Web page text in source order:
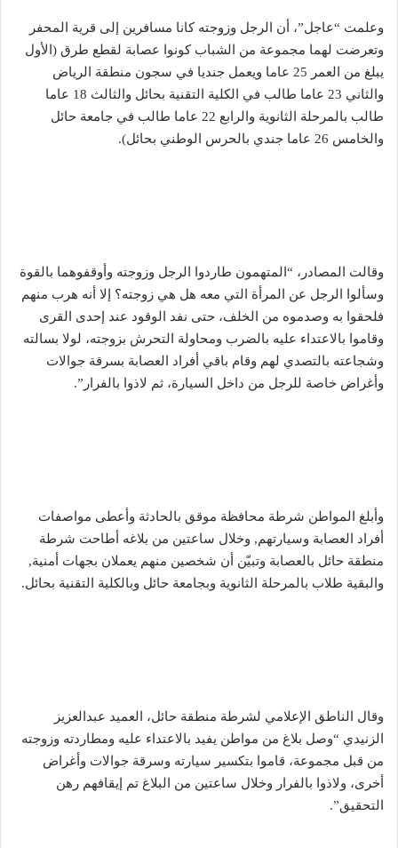
وعلمت “عاجل”، أن الرجل وزوجته كانا مسافرين إلى قرية المحفر
وتعرضت لهما مجموعة من الشباب كونوا عصابة لقطع طرق (الأول
يبلغ من العمر 25 عاما ويعمل جنديا في سجون منطقة الرياض
والثاني 23 عاما طالب في الكلية التقنية بحائل والثالث 18 عاما
طالب بالمرحلة الثانوية والرابع 22 عاما طالب في جامعة حائل
والخامس 26 عاما جندي بالحرس الوطني بحائل).
وقالت المصادر، “المتهمون طاردوا الرجل وزوجته وأوقفوهما بالقوة
وسألوا الرجل عن المرأة التي معه هل هي زوجته؟ إلا أنه هرب منهم
فلحقوا به وصدموه من الخلف، حتى نفد الوقود عند إحدى القرى
وقاموا بالاعتداء عليه بالضرب ومحاولة التحرش بزوجته، لولا بسالته
وشجاعته بالتصدي لهم وقام باقي أفراد العصابة بسرقة جوالات
وأغراض خاصة للرجل من داخل السيارة، ثم لاذوا بالفرار”.
وأبلغ المواطن شرطة محافظة موقق بالحادثة وأعطى مواصفات
أفراد العصابة وسيارتهم, وخلال ساعتين من بلاغه أطاحت شرطة
منطقة حائل بالعصابة وتبيّن أن شخصين منهم يعملان بجهات أمنية,
والبقية طلاب بالمرحلة الثانوية وبجامعة حائل وبالكلية التقنية بحائل.
وقال الناطق الإعلامي لشرطة منطقة حائل، العميد عبدالعزيز
الزنيدي “وصل بلاغ من مواطن يفيد بالاعتداء عليه ومطاردته وزوجته
من قبل مجموعة، قاموا بتكسير سيارته وسرقة جوالات وأغراض
أخرى، ولاذوا بالفرار وخلال ساعتين من البلاغ تم إيقافهم رهن
التحقيق”.